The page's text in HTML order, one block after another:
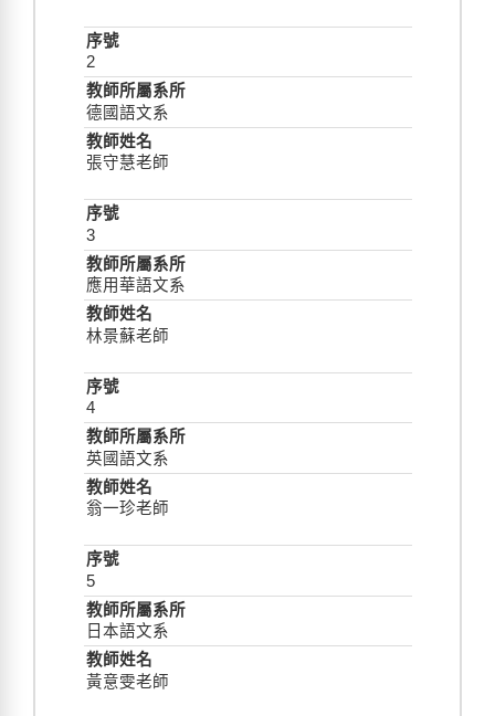
2
德國語文系
張守慧老師
3
應用華語文系
林景蘇老師
4
英國語文系
翁一珍老師
5
日本語文系
黃意雯老師